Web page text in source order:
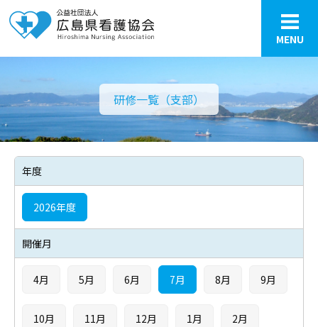
MENU
研修一覧（支部）
年度
2026年度
開催月
4月 5月 6月 7月 8月 9月
10月 11月 12月 1月 2月